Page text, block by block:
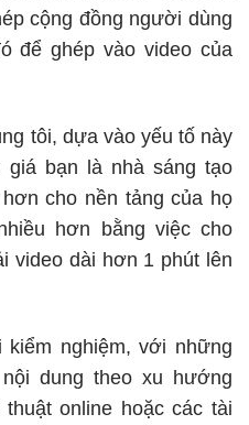
cộng đồng người dùng
để ghép vào video của
tôi, dựa vào yếu tố này
giá bạn là nhà sáng tạo
cho nền tảng của họ
hơn bằng việc cho
video dài hơn 1 phút lên
nghiệm, với những
dung theo xu hướng
online hoặc các tài